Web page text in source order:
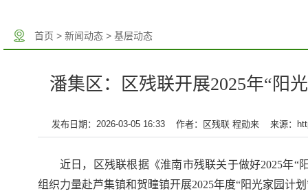
首页 > 新闻动态 > 基层动态
潘集区：区残联开展2025年“阳
发布日期：2026-03-05 16:33 作者：区残联 程勋来 来源：
近日，区残联根据《淮南市残联关于做好2025年“
组织力量赴芦集镇和贺疃镇开展2025年度“阳光家园计